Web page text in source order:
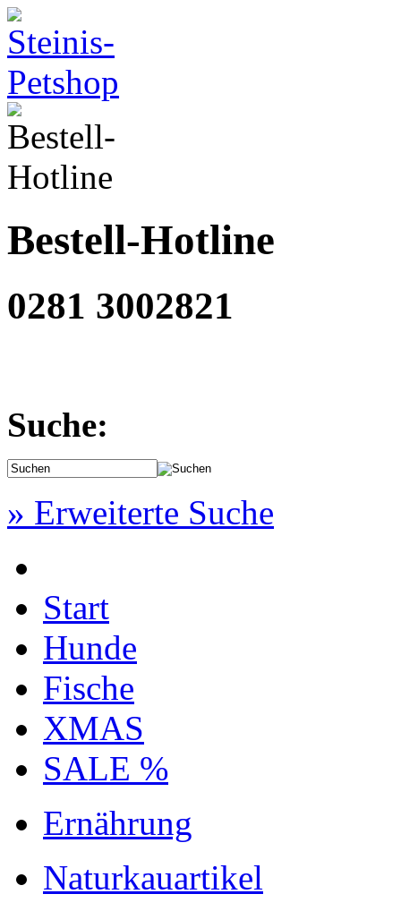
Bestell-Hotline
0281 3002821
Suche:
» Erweiterte Suche
Start
Hunde
Fische
XMAS
SALE %
Ernährung
Naturkauartikel